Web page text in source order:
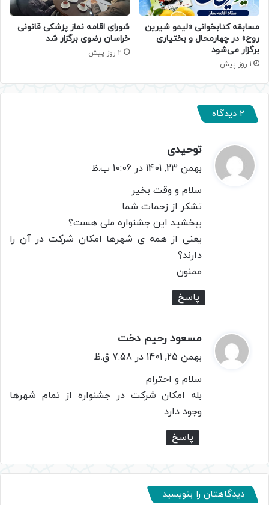
مسابقه کتابخوانی «لیمو شیرین
روح» در چهارمحال و بختیاری
برگزار می‌شود
1 روز پیش
شورای اقامه نماز پزشکی قانونی
خراسان رضوی برگزار شد
2 روز پیش
2 دیدگاه
توحیدی
ف
ت
بهمن 23, 1401 در 10:06 ب.ظ
سلام و وقت بخیر
تشکر از زحمات شما
ببخشید این جشنواره ملی هست؟
یعنی از همه ی شهرها امکان شرکت در آن را
دارند؟
ممنون
پاسخ
مسعود رحیم دخت
ف
بهمن 25, 1401 در 7:58 ق.ظ
سلام و احترام
بله امکان شرکت در جشنواره از تمام شهرها
وجود دارد
پاسخ
دیدگاهتان را بنویسید